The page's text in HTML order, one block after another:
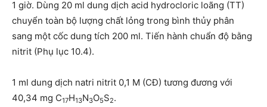
1 giờ. Dùng 20 ml dung dịch acid hydrocloric loãng (TT)
chuyển toàn bộ lượng chất lỏng trong bình thủy phân
sang một cốc dung tích 200 ml. Tiến hành chuẩn độ bằng
nitrit (Phụ lục 10.4).
1 ml dung dịch natri nitrit 0,1 M (CĐ) tương đương với
40,34 mg C17H13N3O5S2.